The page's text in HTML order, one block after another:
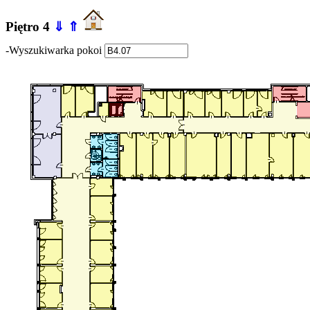
Piętro 4 ⇓ ⇑
-Wyszukiwarka pokoi